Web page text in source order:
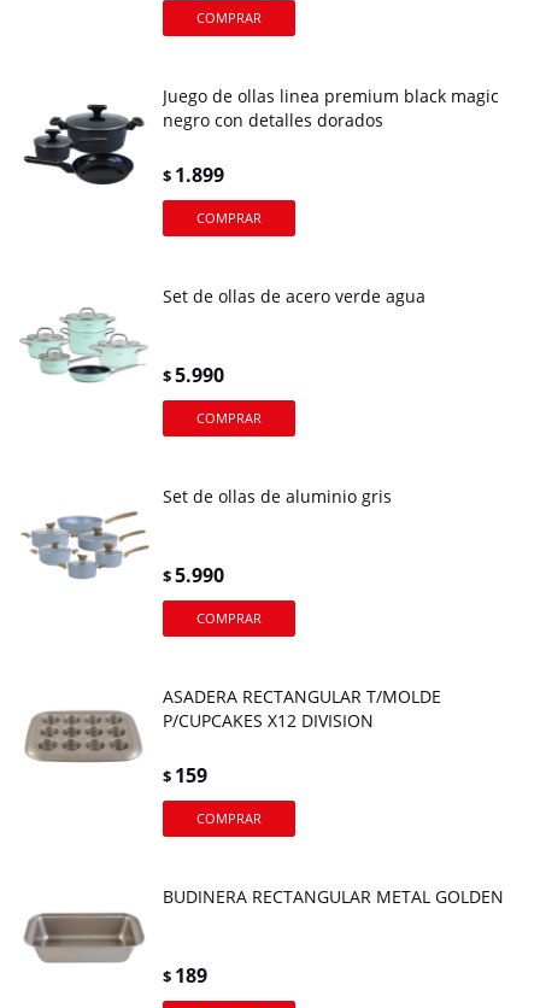
Juego de ollas linea premium black magic
negro con detalles dorados
$ 1.899
Set de ollas de acero verde agua
$5.990
Set de ollas de aluminio gris
$5.990
ASADERA RECTANGULAR T/MOLDE
P/CUPCAKES X12 DIVISION
$ 159
BUDINERA RECTANGULAR METAL GOLDEN
$ 189